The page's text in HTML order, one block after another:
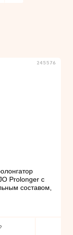
245576
Prolonger с
составом,